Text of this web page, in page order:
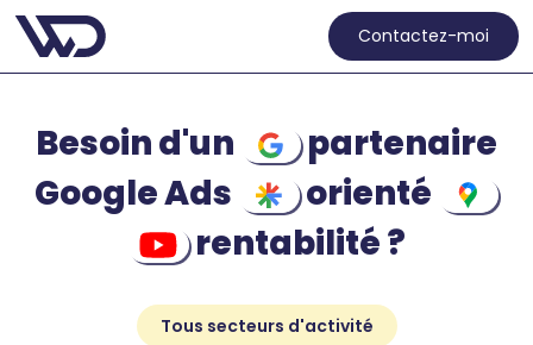
Contactez-moi
Besoin d'un
partenaire
Google Ads
orienté
rentabilité ?
Tous secteurs d'activité